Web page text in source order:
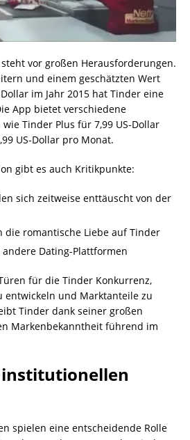
vor großen Herausforderungen.
und einem geschätzten Wert
im Jahr 2015 hat Tinder eine
App bietet verschiedene
Tinder Plus für 7,99 US-Dollar
US-Dollar pro Monat.
gibt es auch Kritikpunkte:
sich zeitweise enttäuscht von der
die romantische Liebe auf Tinder
Dating-Plattformen
für die Tinder Konkurrenz,
entwickeln und Marktanteile zu
Tinder dank seiner großen
Markenbekanntheit führend im
institutionellen
spielen eine entscheidende Rolle